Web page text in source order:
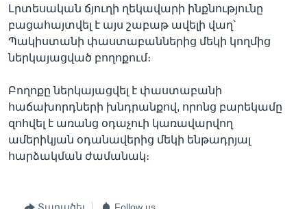
Լրտեսական ճյուղի ղեկավարի ինքնությունը
բացահայտվել է այս շաբաթ ավելի վաղ՝
Պակիստանի փաստաբաններից մեկի կողմից
ներկայացված բողոքում։
Բողոքը ներկայացվել է փաստաբանի
հաճախորդների խնդրանքով, որոնց բարեկամը
զոհվել է առանց օդաչուի կառավարվող
ամերիկյան օդանավերից մեկի ենթադրյալ
հարձակման ժամանակ։